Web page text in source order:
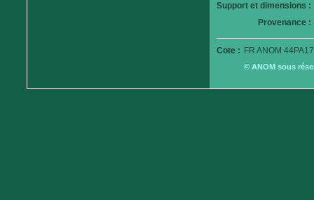
Support et dimensions :
Provenance :
Cote : FR ANOM
© ANOM sous